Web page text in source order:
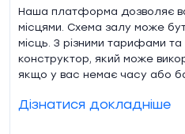
Наша платформа дозволяє
місцями. Схема залу може
місць. З різними тарифами
конструктор, який може
якщо у вас немає часу або
Дізнатися докладніше